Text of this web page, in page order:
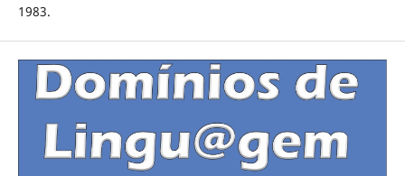
1983.